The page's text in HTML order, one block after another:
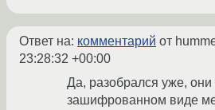
Ответ на: комментарий от
23:28:32 +00:00
Да, разобрался уже, они
зашифрованном виде